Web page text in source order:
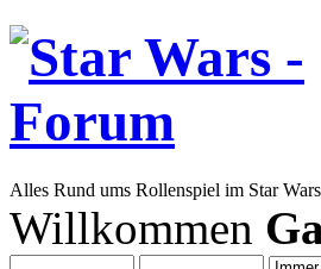
Alles Rund ums Rollenspiel im Star
Willkommen